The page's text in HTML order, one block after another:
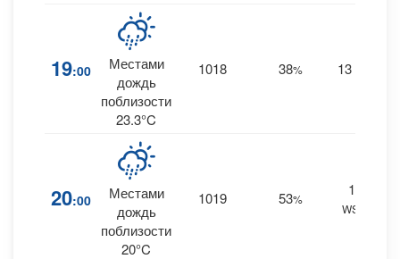
19:00
Местами
дождь
поблизости
23.3°C
1018 38% 13
20:00
Местами
дождь
поблизости
20°C
1019 53%
10
WSW